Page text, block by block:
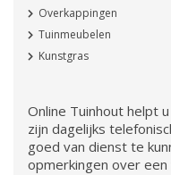
Overkappingen
Tuinmeubelen
Kunstgras
Online Tuinhout helpt
zijn dagelijks
goed van dienst te
opmerkingen over